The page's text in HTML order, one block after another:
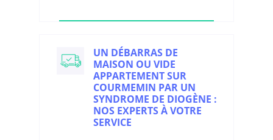
UN DÉBARRAS DE
MAISON OU VIDE
APPARTEMENT SUR
COURMEMIN PAR UN
SYNDROME DE DIOGÈNE :
NOS EXPERTS À VOTRE
SERVICE